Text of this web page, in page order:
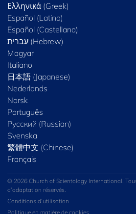
Ελληνικά (Greek)
Español (Latino)
Español (Castellano)
Magyar
Italiano
日本語 (Japanese)
Nederlands
Norsk
Português
Русский (Russian)
Svenska
繁體中文 (Chinese)
Français
© 2026 Church of Scientology International.
d’adaptation réservés.
Conditions d’utilisation
Politique en matière de cookies